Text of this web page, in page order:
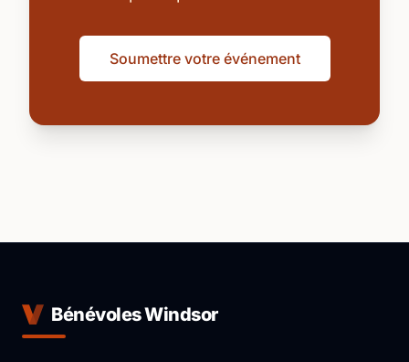
Soumettre votre événement
Bénévoles Windsor